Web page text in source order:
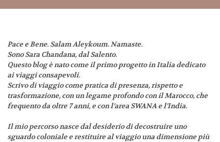
Pace e Bene. Salam Aleykoum. Namaste.
Sono Sara Chandana, dal Salento.
Questo blog è nato come il primo progetto in Italia dedicato
ai viaggi consapevoli.
Scrivo di viaggio come pratica di presenza, rispetto e
trasformazione, con un legame profondo con il Marocco, che
frequento da oltre 7 anni, e con l’area SWANA e l’India.
Il mio percorso nasce dal desiderio di decostruire uno
sguardo coloniale e restituire al viaggio una dimensione più